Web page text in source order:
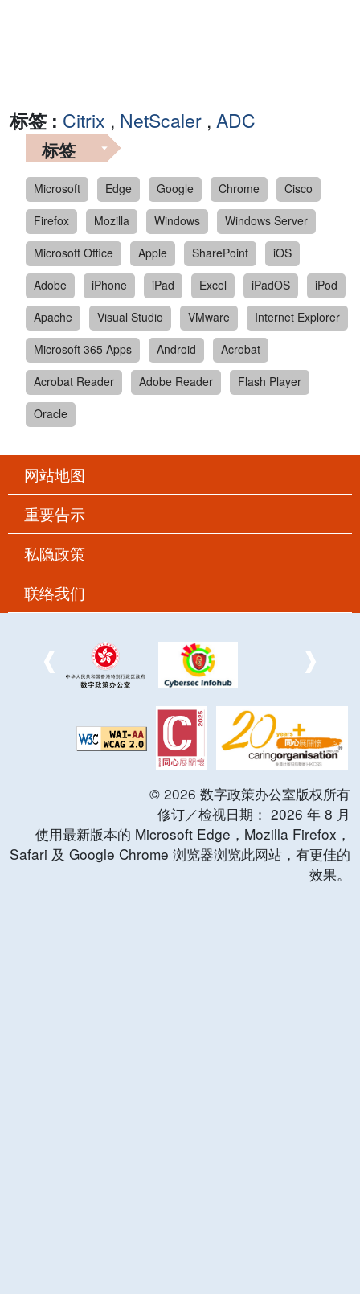
标签 : Citrix , NetScaler , ADC
标签
Microsoft Edge Google Chrome
Cisco
Firefox
Mozilla Windows
Windows Server
Microsoft Office
Apple SharePoint
iOS
Adobe
iPhone iPad Excel iPadOS
iPod
Apache
Visual Studio VMware
Internet Explorer
Microsoft 365 Apps
Android
Acrobat
Acrobat Reader
Adobe Reader
Flash Player
Oracle
网站地图
重要告示
私隐政策
联络我们
© 2026 数字政策办公室版权所有
修订／检视日期： 2026 年 8 月
使用最新版本的 Microsoft Edge，Mozilla Firefox，
Safari 及 Google Chrome 浏览器浏览此网站，有更佳的
效果。